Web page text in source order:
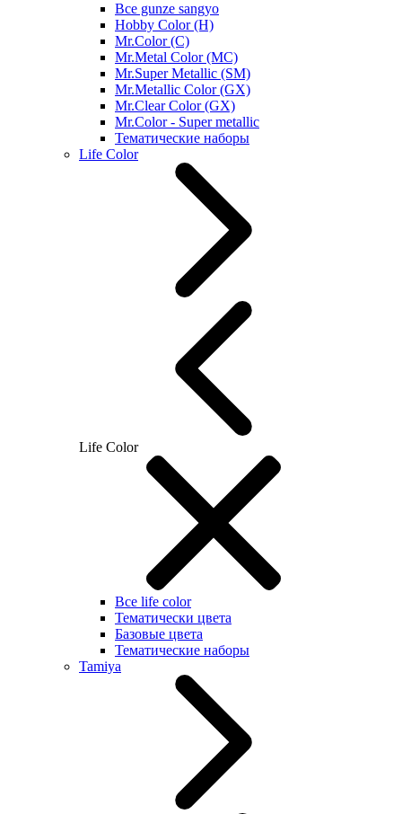
Все gunze sangyo
Hobby Color (H)
Mr.Color (C)
Mr.Metal Color (MC)
Mr.Super Metallic (SM)
Mr.Metallic Color (GX)
Mr.Clear Color (GX)
Mr.Color - Super metallic
Тематические наборы
Life Color
Life Color
Все life color
Тематически цвета
Базовые цвета
Тематические наборы
Tamiya